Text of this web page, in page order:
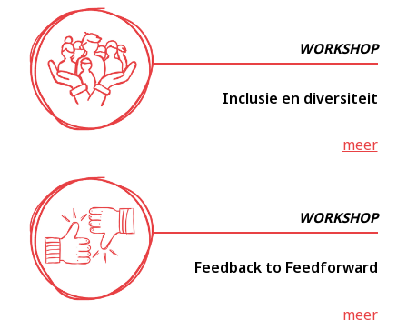
WORKSHOP
Inclusie en diversiteit
meer
WORKSHOP
Feedback to Feedforward
meer